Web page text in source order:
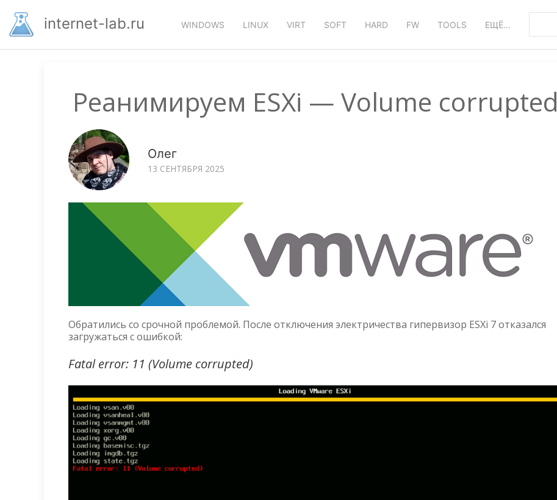
основномуinternet-lab.ru WINDOWS LINUX VIRT SOFT HARD FW TOOLS ЕЩЁ…
Реанимируем ESXi — Volume corrupted
Олег
13 СЕНТЯБРЯ 2025
Обратились со срочной проблемой. После отключения электричества гипервизор ESXi 7 отказался
загружаться с ошибкой:
Fatal error: 11 (Volume corrupted)